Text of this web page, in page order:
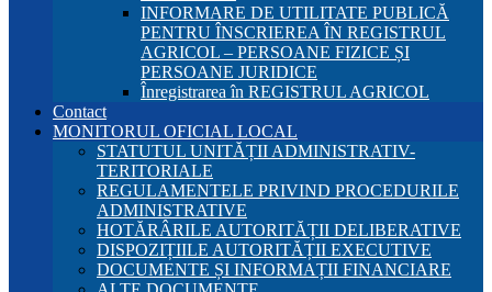
INFORMARE DE UTILITATE PUBLICĂ
PENTRU ÎNSCRIEREA ÎN REGISTRUL
AGRICOL – PERSOANE FIZICE ȘI
PERSOANE JURIDICE
Înregistrarea în REGISTRUL AGRICOL
Contact
MONITORUL OFICIAL LOCAL
STATUTUL UNITĂȚII ADMINISTRATIV-
TERITORIALE
REGULAMENTELE PRIVIND PROCEDURILE
ADMINISTRATIVE
HOTĂRÂRILE AUTORITĂȚII DELIBERATIVE
DISPOZIȚIILE AUTORITĂȚII EXECUTIVE
DOCUMENTE ȘI INFORMAȚII FINANCIARE